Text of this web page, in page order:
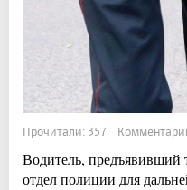
Прочитали: 357
Водитель, предъявивший
отдел полиции для